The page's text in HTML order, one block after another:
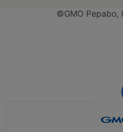
©GMO Pepabo,